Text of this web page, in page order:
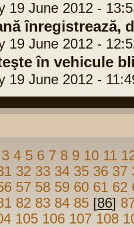
June 2012 -
înregistrează,
June 2012 -
în vehicule
June 2012 -
3 4 5 6 7 8 9 10 11
32 33 34 35 36 37
57 58 59 60 61 62
82 83 84 85 [86]
105 106 107 108